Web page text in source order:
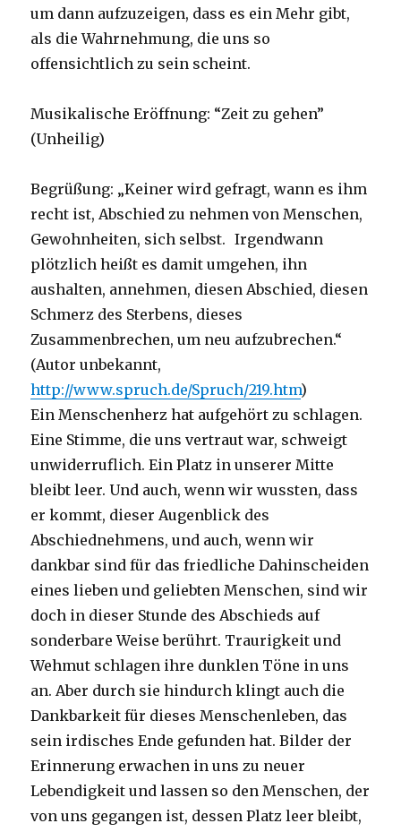
um dann aufzuzeigen, dass es ein Mehr gibt,
als die Wahrnehmung, die uns so
offensichtlich zu sein scheint.
Musikalische Eröffnung: “Zeit zu gehen”
(Unheilig)
Begrüßung: „Keiner wird gefragt, wann es ihm
recht ist, Abschied zu nehmen von Menschen,
Gewohnheiten, sich selbst. Irgendwann
plötzlich heißt es damit umgehen, ihn
aushalten, annehmen, diesen Abschied, diesen
Schmerz des Sterbens, dieses
Zusammenbrechen, um neu aufzubrechen.“
(Autor unbekannt,
http://www.spruch.de/Spruch/219.htm)
Ein Menschenherz hat aufgehört zu schlagen.
Eine Stimme, die uns vertraut war, schweigt
unwiderruflich. Ein Platz in unserer Mitte
bleibt leer. Und auch, wenn wir wussten, dass
er kommt, dieser Augenblick des
Abschiednehmens, und auch, wenn wir
dankbar sind für das friedliche Dahinscheiden
eines lieben und geliebten Menschen, sind wir
doch in dieser Stunde des Abschieds auf
sonderbare Weise berührt. Traurigkeit und
Wehmut schlagen ihre dunklen Töne in uns
an. Aber durch sie hindurch klingt auch die
Dankbarkeit für dieses Menschenleben, das
sein irdisches Ende gefunden hat. Bilder der
Erinnerung erwachen in uns zu neuer
Lebendigkeit und lassen so den Menschen, der
von uns gegangen ist, dessen Platz leer bleibt,